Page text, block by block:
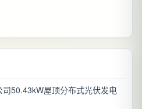
50.43kW屋顶分布式光伏发电